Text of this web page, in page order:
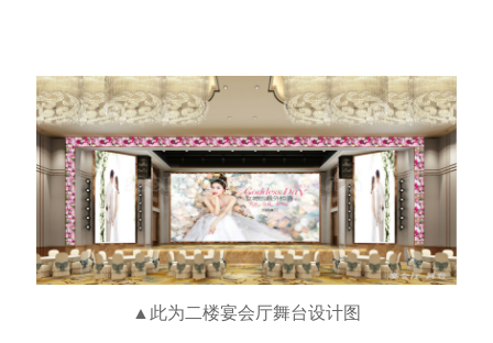
▲此为二楼宴会厅舞台设计图